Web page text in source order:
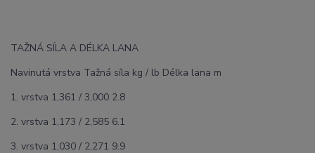
TAŽNÁ SÍLA A DÉLKA LANA
Navinutá vrstva Tažná síla kg / lb Délka lana m
1. vrstva 1,361 / 3,000 2.8
2. vrstva 1,173 / 2,585 6.1
3. vrstva 1,030 / 2,271 9.9